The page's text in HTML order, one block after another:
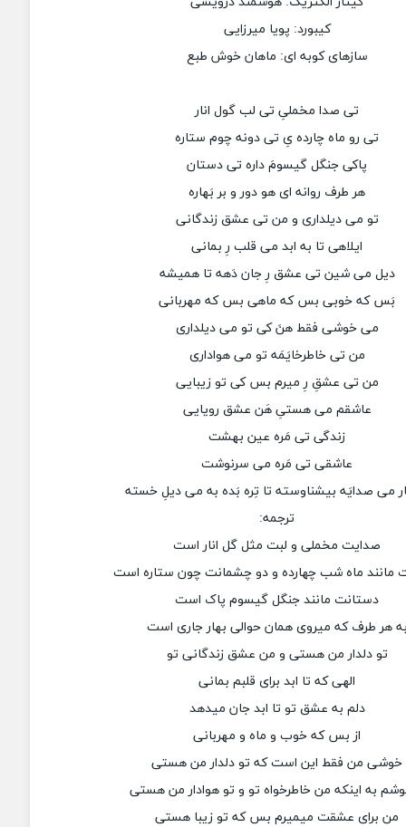
کیبورد: پویا میرزایی
سازهای کوبه ای: ماهان خوش طبع
تی صدا مخملیِ تی لب گول انار
تی رو ماه چارده یِ تی دونه چوم ستاره
پاکی جنگل گیسومَ داره تی دستان
هر طرف روانه ای هو دور و بر بَهاره
تو می دیلداری و من تی عشق زندگانی
ایلاهی تا به ابد می قلب رِ بمانی
دیل می شین تی عشق رِ جان دَهه تا همیشه
بَس که خوبی بس که ماهی بس که مهربانی
می خوشی فقط هنَ کی تو می دیلداری
من تی خاطرخایَمَه تو می هواداری
من تی عشقِ رِ میرم بس کی تو زیبایی
عاشقم می هستیِ هَن عشق رویایی
زندگی تی مَره عین بهشت
عاشقی تی مَره می سرنوشت
می صدایَه بیشناوسته تا تِره بَده به می دیلِ خسته
ترجمه:
صدایت مخملی و لبت مثل گل انار است
مانند ماه شب چهارده و دو چشمانت چون ستاره است
دستانت مانند جنگل گیسوم پاک است
هر طرف که میروی همان حوالی بهار جاری است
تو دلدار من هستی و من عشق زندگانی تو
الهی که تا ابد برای قلبم بمانی
دلم به عشق تو تا ابد جان میدهد
از بس که خوب و ماه و مهربانی
خوشی من فقط این است که تو دلدار من هستی
به اینکه من خاطرخواه تو و تو هوادار من هستی
من برای عشقت میمیرم بس که تو زیبا هستی